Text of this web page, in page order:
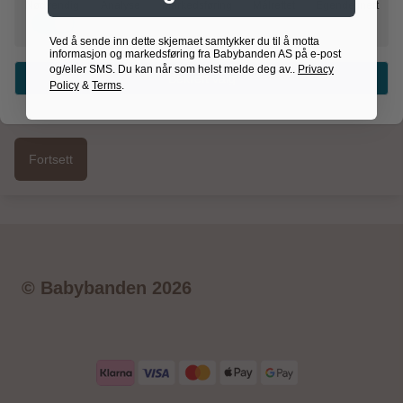
Jeg ønsker å bli medlem i kundeklubben og
godkjenner
© Babybanden 2026
Markedsføring Egendefinert
Bekreft valg
Ved å sende inn dette skjemaet samtykker du til å motta
informasjon og markedsføring fra Babybanden AS på e-post
og/eller SMS. Du kan når som helst melde deg av.. Privacy
Policy & Terms.